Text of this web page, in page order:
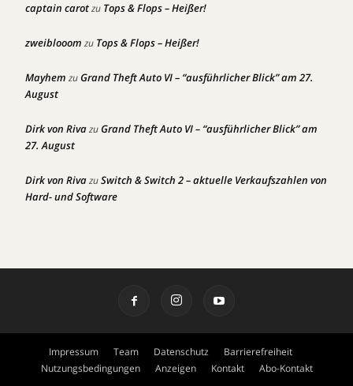
captain carotzu Tops & Flops – Heißer!
zweiblooom zu Tops & Flops – Heißer!
Mayhem zuGrand Theft Auto VI – “ausführlicher Blick” am 27.
August
Dirk von RivazuGrand Theft Auto VI – “ausführlicher Blick” am
27. August
Dirk von RivazuSwitch & Switch 2 – aktuelle Verkaufszahlen von
Hard- und Software
Impressum Team Datenschutz
Barrierefreiheit
Nutzungsbedingungen
Anzeigen Kontakt Abo-Kontakt